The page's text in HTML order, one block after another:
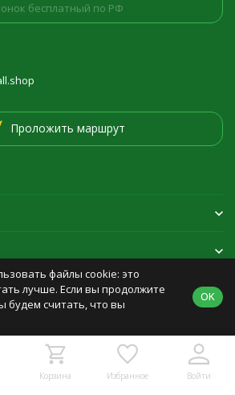
Корзина Избранное Войти
бесплатный по РФ
Проложить маршрут
данных Карта сайта
файлы cookie: это
лучше. Если вы продолжите
будем считать, что вы
OK